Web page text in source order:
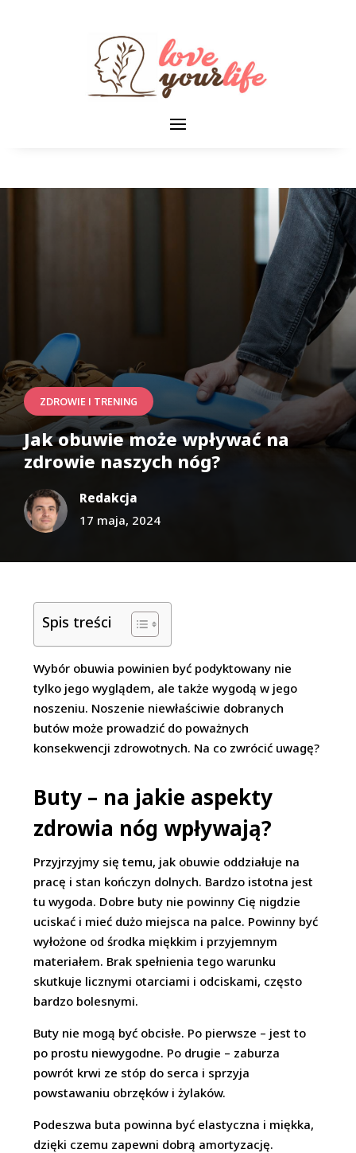
ZDROWIE I TRENING
Jak obuwie może wpływać na
zdrowie naszych nóg?
Redakcja
17 maja, 2024
Spis treści
Wybór obuwia powinien być podyktowany nie
tylko jego wyglądem, ale także wygodą w jego
noszeniu. Noszenie niewłaściwie dobranych
butów może prowadzić do poważnych
konsekwencji zdrowotnych. Na co zwrócić uwagę?
Buty – na jakie aspekty
zdrowia nóg wpływają?
Przyjrzyjmy się temu, jak obuwie oddziałuje na
pracę i stan kończyn dolnych. Bardzo istotna jest
tu wygoda. Dobre buty nie powinny Cię nigdzie
uciskać i mieć dużo miejsca na palce. Powinny być
wyłożone od środka miękkim i przyjemnym
materiałem. Brak spełnienia tego warunku
skutkuje licznymi otarciami i odciskami, często
bardzo bolesnymi.
Buty nie mogą być obcisłe. Po pierwsze – jest to
po prostu niewygodne. Po drugie – zaburza
powrót krwi ze stóp do serca i sprzyja
powstawaniu obrzęków i żylaków.
Podeszwa buta powinna być elastyczna i miękka,
dzięki czemu zapewni dobrą amortyzację.